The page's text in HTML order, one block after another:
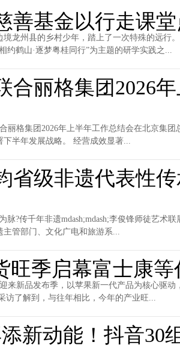
善基金以行走课
境龙州县的乡村少年，踏上了一次特殊的远
约鹤山·逐梦粤桂同行”为主题的研学实践之...
合丽格集团2026
丽格集团2026年上半年工作总结会在北京集
半年发展战略。 经营成效显著...
省级非遗代表性
脉?传千年非遗mdash;mdash;李俊锋师徒艺
管部门、文化广电和旅游系...
旺季启幕富士康
来新品发布季，以苹果新一代产品为核心驱
访了解到，与往年相比，今年的产业旺...
新动能！抖音30